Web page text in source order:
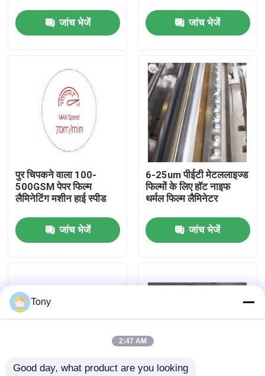
घर
हमारे बारे में
कारखाने का दौरा
गुणवत्ता नियंत्रण
हमसे संपर्क करें
मामले
बांसुरी लैमिनेटर मशीन
जांच भेजें जांच भेजें
पुर चिपकने वाला 100-
500GSM पेपर फिल्म
लैमिनेटिंग मशीन हाई स्पीड
जांच भेजें
6-25um पीईटी मेटललाइज्ड
फिल्मों के लिए हॉट नाइफ
थर्मल फिल्म लैमिनेटर
जांच भेजें
Tony
2:47 AM
Good day, what product are you looking